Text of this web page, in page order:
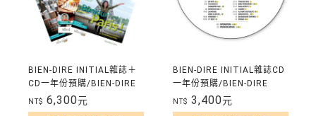
BIEN-DIRE INITIAL雜誌＋
CD一年份預購/BIEN-DIRE
INITIAL COMMANDE
POUR 1AN
NT$ 6,300元
BIEN-DIRE INITIAL雜誌CD
一年份預購/BIEN-DIRE
INITIAL CD COMMANDE
POUR 1AN
NT$ 3,400元